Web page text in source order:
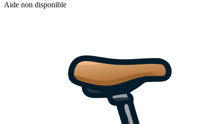
Aide non disponible